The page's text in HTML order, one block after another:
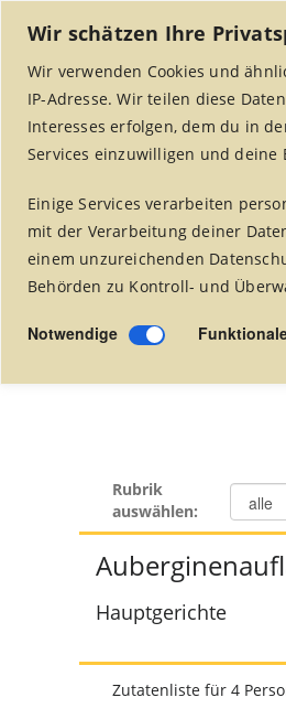
Wir schätzen Ihre
Wir verwenden Cookies und
IP-Adresse. Wir teilen diese
Interesses erfolgen, dem du in
Services einzuwilligen und
Einige Services verarbeiten
mit der Verarbeitung deiner
einem unzureichenden
Behörden zu Kontroll- und
NotwendigeRezepte
Rubrik
auswählen:
Hauptgerichte
Zutatenliste für 4